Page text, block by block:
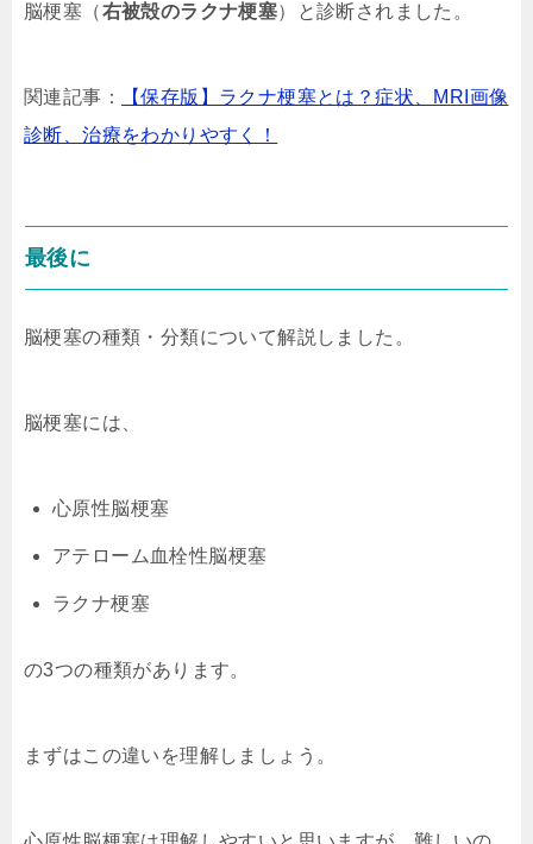
脳梗塞（右被殻のラクナ梗塞）と診断されました。
関連記事：
【保存版】ラクナ梗塞とは？症状、MRI画像
診断、治療をわかりやすく！
最後に
脳梗塞の種類・分類について解説しました。
脳梗塞には、
心原性脳梗塞
アテローム血栓性脳梗塞
ラクナ梗塞
の3つの種類があります。
まずはこの違いを理解しましょう。